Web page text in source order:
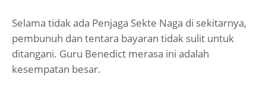
Selama tidak ada Penjaga Sekte Naga di sekitarnya,
pembunuh dan tentara bayaran tidak sulit untuk
ditangani. Guru Benedict merasa ini adalah
kesempatan besar.